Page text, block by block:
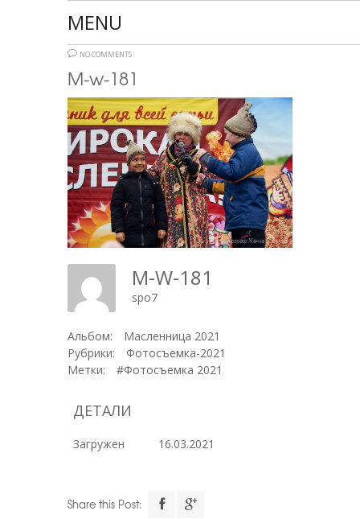
MENU
NO COMMENTS
M-w-181
M-W-181
spo7
Альбом:
Масленница 2021
Рубрики:
Фотосъемка-2021
Метки:
#Фотосъемка 2021
ДЕТАЛИ
Загружен 16.03.2021
Share this Post: